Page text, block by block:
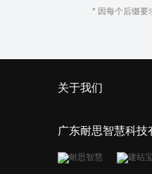
* 因每个后缀要
关于我们
广东耐思智慧科技